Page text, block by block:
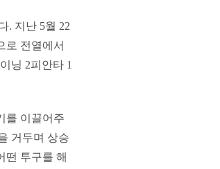
. 지난 5월 22
로 전열에서
닝 2피안타 1
를 이끌어주
거두며 상승
떤 투구를 해